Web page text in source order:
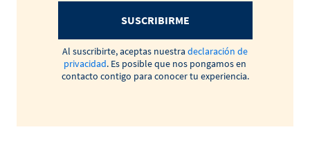
SUSCRIBIRME
Al suscribirte, aceptas nuestra declaración de
privacidad. Es posible que nos pongamos en
contacto contigo para conocer tu experiencia.